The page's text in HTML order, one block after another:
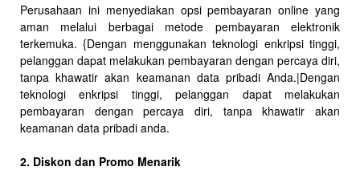
Perusahaan ini menyediakan opsi pembayaran online yang
aman melalui berbagai metode pembayaran elektronik
terkemuka. {Dengan menggunakan teknologi enkripsi tinggi,
pelanggan dapat melakukan pembayaran dengan percaya diri,
tanpa khawatir akan keamanan data pribadi Anda.|Dengan
teknologi enkripsi tinggi, pelanggan dapat melakukan
pembayaran dengan percaya diri, tanpa khawatir akan
keamanan data pribadi anda.
2. Diskon dan Promo Menarik